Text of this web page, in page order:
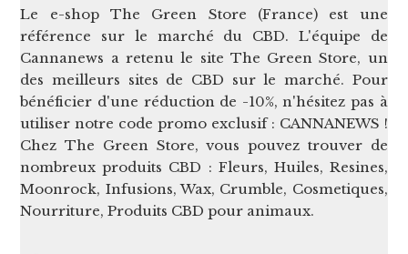
Le e-shop The Green Store (France) est une
référence sur le marché du CBD. L'équipe de
Cannanews a retenu le site The Green Store, un
des meilleurs sites de CBD sur le marché. Pour
bénéficier d'une réduction de -10%, n'hésitez pas à
utiliser notre code promo exclusif : CANNANEWS !
Chez The Green Store, vous pouvez trouver de
nombreux produits CBD : Fleurs, Huiles, Resines,
Moonrock, Infusions, Wax, Crumble, Cosmetiques,
Nourriture, Produits CBD pour animaux.